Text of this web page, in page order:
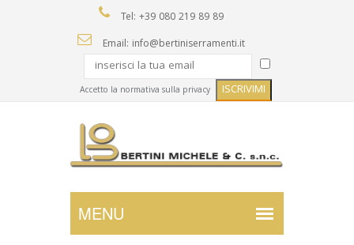
Tel: +39 080 219 89 89
Email: info@bertiniserramenti.it
Accetto la normativa sulla privacy